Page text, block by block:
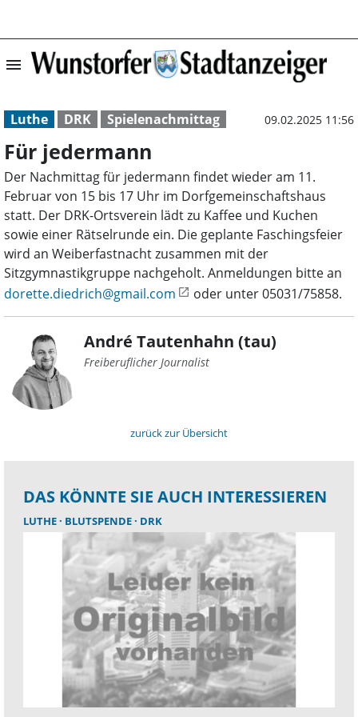
menu Für jedermann
Luthe DRK Spielenachmittag 09.02.2025 11:56
Für jedermann
Der Nachmittag für jedermann findet wieder am 11.
Februar von 15 bis 17 Uhr im Dorfgemeinschaftshaus
statt. Der DRK-Ortsverein lädt zu Kaffee und Kuchen
sowie einer Rätselrunde ein. Die geplante Faschingsfeier
wird an Weiberfastnacht zusammen mit der
Sitzgymnastikgruppe nachgeholt. Anmeldungen bitte an
dorette.diedrich@gmail.com
oder unter 05031/75858.
André Tautenhahn (tau)
Freiberuflicher Journalist
zurück zur Übersicht
DAS KÖNNTE SIE AUCH INTERESSIEREN
LUTHE BLUTSPENDE DRK